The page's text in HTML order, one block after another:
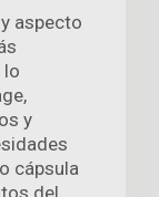
aspecto
lo
y
cápsula